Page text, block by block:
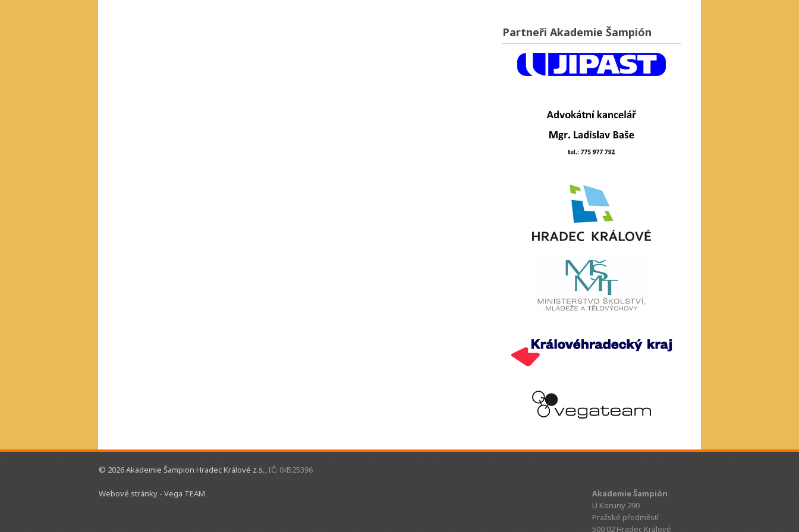
Partneři Akademie Šampión
© 2026 Akademie Šampion Hradec Králové z.s., IČ: 04525396
Webové stránky - Vega TEAM
Akademie Šampión
U Koruny 290
Pražské předměstí
500 02 Hradec Králové